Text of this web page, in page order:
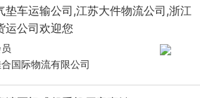
垫车运输公司,江苏大件物流公司,浙江
运公司欢迎您
合国际物流有限公司